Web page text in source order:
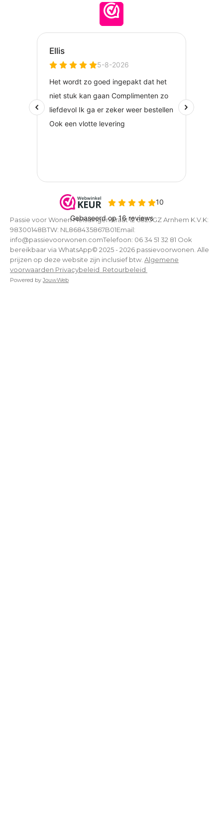
Passie voor Wonen Helsdingenstraat 12 6823GZ Arnhem K.V.K:
98300148BTW: NL868435867B01Email:
info@passievoorwonen.comTelefoon: 06 34 51 32 81 Ook
bereikbaar via WhatsApp© 2025 - 2026 passievoorwonen. Alle
prijzen op deze website zijn inclusief btw. Algemene
voorwaarden Privacybeleid Retourbeleid
Powered by JouwWeb